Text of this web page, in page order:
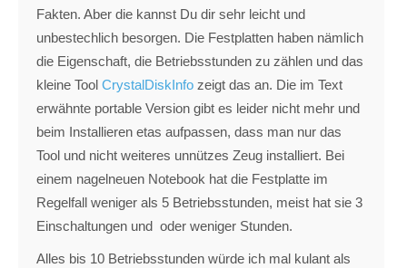
Fakten. Aber die kannst Du dir sehr leicht und
unbestechlich besorgen. Die Festplatten haben nämlich
die Eigenschaft, die Betriebsstunden zu zählen und das
kleine Tool CrystalDiskInfo zeigt das an. Die im Text
erwähnte portable Version gibt es leider nicht mehr und
beim Installieren etas aufpassen, dass man nur das
Tool und nicht weiteres unnützes Zeug installiert. Bei
einem nagelneuen Notebook hat die Festplatte im
Regelfall weniger als 5 Betriebsstunden, meist hat sie 3
Einschaltungen und oder weniger Stunden.
Alles bis 10 Betriebsstunden würde ich mal kulant als